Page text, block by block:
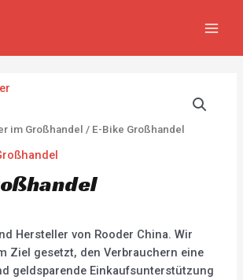
im Großhandel / E-Bike Großhandel
Hersteller von Rooder China. Wir
Ziel gesetzt, den Verbrauchern eine
geldsparende Einkaufsunterstützung